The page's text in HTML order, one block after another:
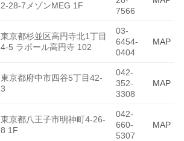
2-28-7メゾンMEG 1F
7566
東京都杉並区高円寺北1丁目
4-5 ラポール高円寺 102
03-
6454-
0404
MAP
東京都府中市四谷5丁目42-
3
042-
352-
3308
MAP
東京都八王子市明神町4-26-
8 1F
042-
660-
5307
MAP